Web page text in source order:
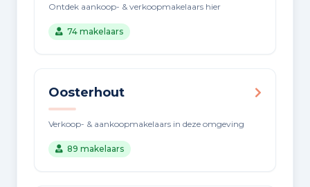
Ontdek aankoop- & verkoopmakelaars hier
74 makelaars
Oosterhout
Verkoop- & aankoopmakelaars in deze omgeving
89 makelaars